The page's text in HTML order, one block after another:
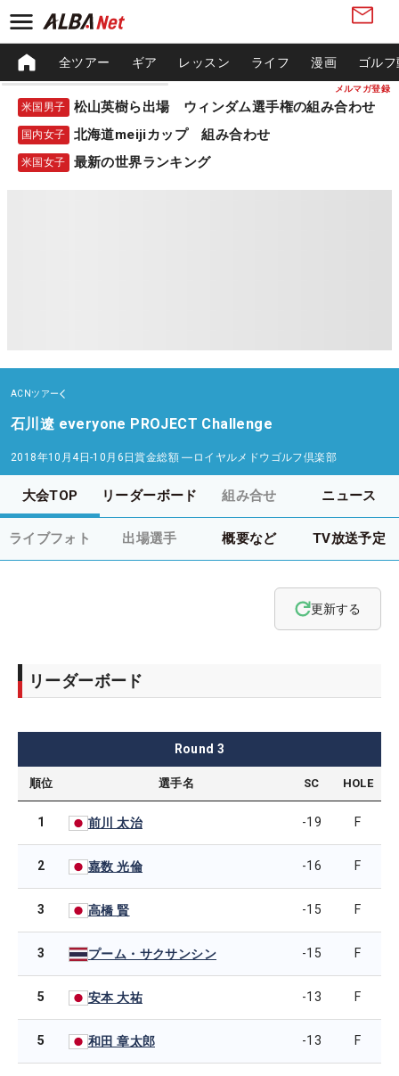
メルマガ登録
全ツアー ギア レッスン ライフ 漫画 ゴル
米国男子 松山英樹ら出場 ウィンダム選手権の組み合わせ
国内女子 北海道meijiカップ 組み合わせ
米国女子 最新の世界ランキング
ACNツアー
石川遼 everyone PROJECT Challenge
2018年10月4日-10月6日賞金総額 ― ロイヤルメドウゴルフ倶楽部
大会TOP リーダーボード 組み合せ ニュース
ライブフォト 出場選手 概要など TV放送予定
更新する
リーダーボード
Round 3
順位 選手名 SC HOLE
1 前川 太治 -19 F
2 嘉数 光倫 -16 F
3 高橋 賢 -15 F
3 プーム・サクサンシン -15 F
5 安本 大祐 -13 F
5 和田 章太郎 -13 F